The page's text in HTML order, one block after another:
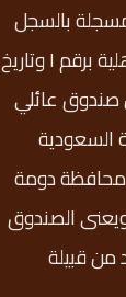
بالسجل
الخاص بالمؤسسات الأهلية برقم ١ وتاريخ
أول صندوق عائلي
السعودية
دومة
الصندوق
من قبيلة